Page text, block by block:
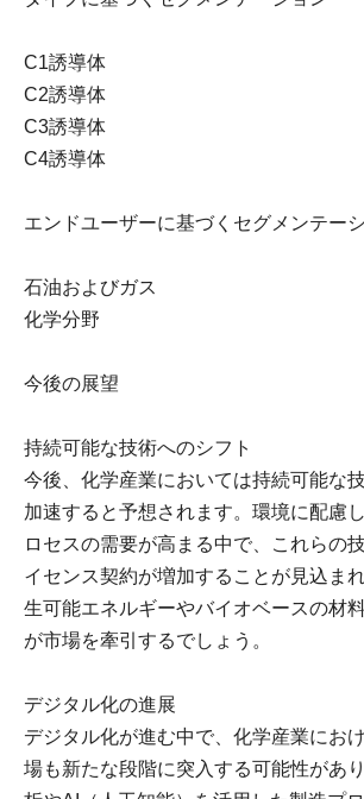
C1誘導体
C2誘導体
C3誘導体
C4誘導体
エンドユーザーに基づくセグメンテー
石油およびガス
化学分野
今後の展望
持続可能な技術へのシフト
今後、化学産業においては持続可能な
加速すると予想されます。環境に配慮
ロセスの需要が高まる中で、これらの
イセンス契約が増加することが見込ま
生可能エネルギーやバイオベースの材
が市場を牽引するでしょう。
デジタル化の進展
デジタル化が進む中で、化学産業にお
場も新たな段階に突入する可能性があ